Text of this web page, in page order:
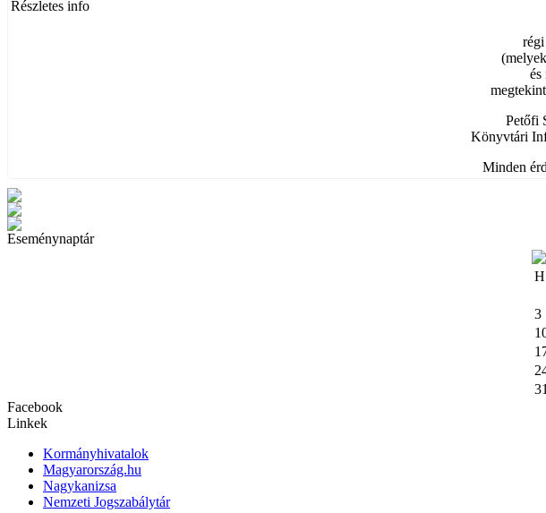
Részletes info
és
Petőfi
Könyvtári
Minden
Eseménynaptár
H
3
31
Facebook
Linkek
Kormányhivatalok
Magyarország.hu
Nagykanizsa
Nemzeti Jogszabálytár